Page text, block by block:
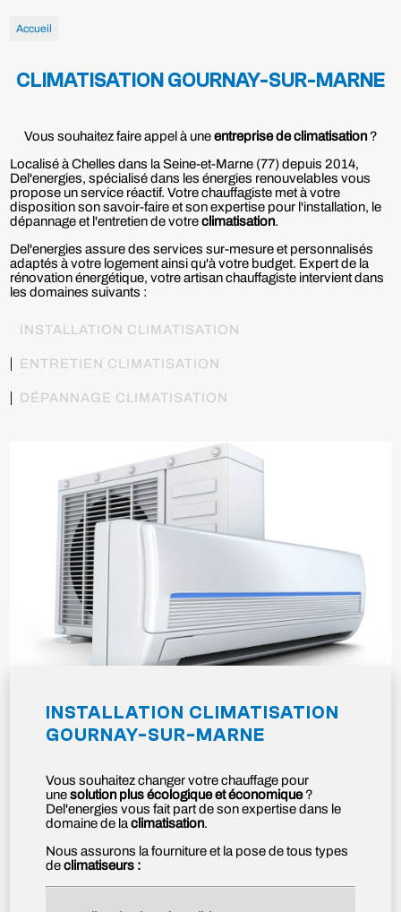
Accueil
CLIMATISATION GOURNAY-SUR-MARNE
Vous souhaitez faire appel à uneentreprise de climatisation?
Localisé à Chelles dans la Seine-et-Marne (77) depuis 2014,
Del'energies, spécialisé dans les énergies renouvelables vous
propose un service réactif. Votre chauffagiste met à votre
disposition son savoir-faire et son expertise pour l'installation, le
dépannage et l'entretien de votreclimatisation.
Del'energies assure des services sur-mesure et personnalisés
adaptés à votre logement ainsi qu'à votre budget. Expert de la
rénovation énergétique, votre artisan chauffagiste intervient dans
les domaines suivants :
INSTALLATION CLIMATISATION
ENTRETIEN CLIMATISATION
DÉPANNAGE CLIMATISATION
INSTALLATION CLIMATISATION
GOURNAY-SUR-MARNE
Vous souhaitez changer votre chauffage pour
unesolution plus écologique et économique?
Del'energies vous fait part de son expertise dans le
domaine de laclimatisation.
Nous assurons la fourniture et la pose de tous types
declimatiseurs :